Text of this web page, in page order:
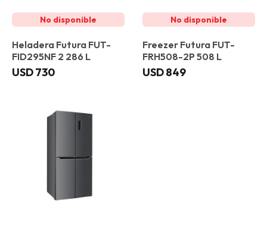
Heladera Futura FUT-
FID295NF 2 286 L
USD730
Freezer Futura FUT-
FRH508-2P 508 L
USD849